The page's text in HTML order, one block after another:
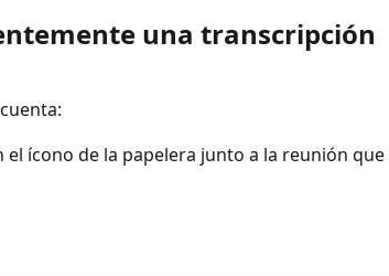
una transcripción
el ícono de la papelera junto a la reunión que